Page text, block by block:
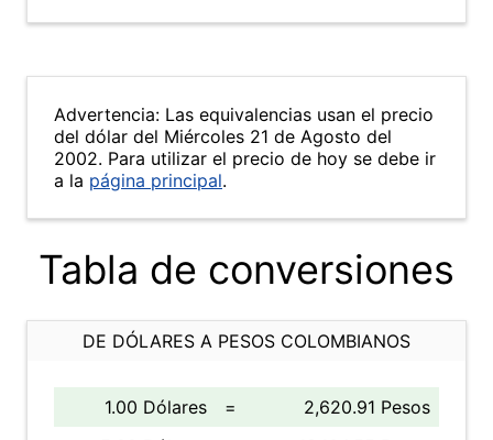
Advertencia: Las equivalencias usan el precio
del dólar del Miércoles 21 de Agosto del
2002. Para utilizar el precio de hoy se debe ir
a la página principal.
Tabla de conversiones
DE DÓLARES A PESOS COLOMBIANOS
1.00 Dólares =
2,620.91 Pesos